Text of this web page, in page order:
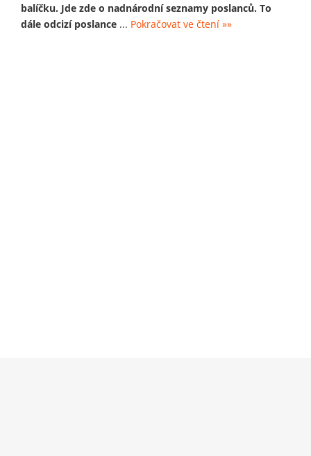
balíčku. Jde zde o nadnárodní seznamy poslanců. To
dále odcizí poslance ... Pokračovat ve čtení »»